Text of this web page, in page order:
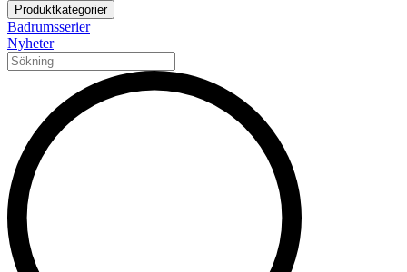
Produktkategorier
Badrumsserier
Nyheter